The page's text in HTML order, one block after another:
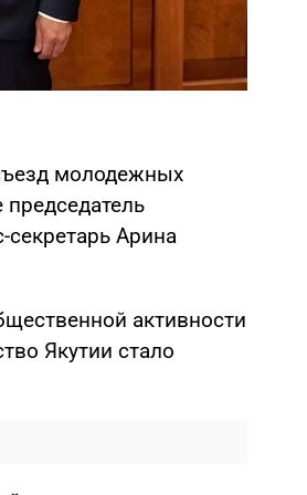
молодежных
Арина
активности
Якутии стало